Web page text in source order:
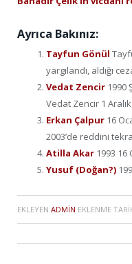
Ayrıca Bakınız:
Tayfun Gönül
yargılandı, aldığı
Vedat Zencir 1990
Vedat Zencir 1 Aralık
Erkan Çalpur 16
2003’de reddini
Atilla Akar 1993 16
Yusuf (Doğan?)
EKLEYEN ADMIN EKLENME